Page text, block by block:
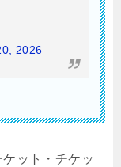
2026
ット・チケッ